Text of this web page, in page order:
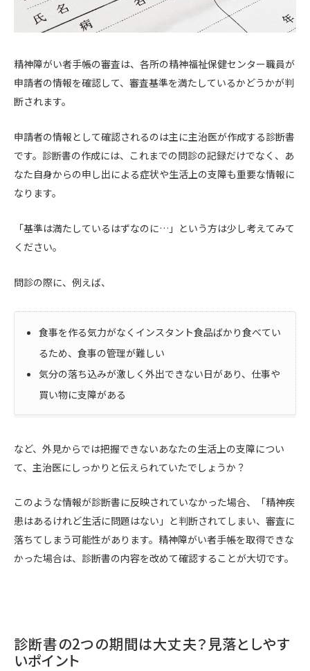
精神障がい者手帳の審査は、各所の精神福祉保健センター職員が
申請者の情報を確認して、審査基準を満たしているかどうかが判
断されます。
申請者の情報として確認されるのは主に主治医が作成する診断書
です。診断書の作成には、これまでの問診の記録だけでなく、あ
なた自身からの申し出による症状や生活上の支障も重要な情報に
なります。
「基準は満たしているはずなのに…」という方は少し考えてみて
ください。
問診の際に、例えば、
食事を作る気力がなくインスタント食品ばかり食べてい
るため、食事の管理が難しい
気分の落ち込みが激しく外出できない日があり、仕事や
買い物に支障がある
など、外見からでは把握できないあなたの生活上の支障につい
て、主治医にしっかりと伝えられていたでしょうか？
このような情報が診断書に反映されていなかった場合、「精神疾
患はあるけれど生活に問題はない」と判断されてしまい、審査に
落ちてしまう可能性があります。精神障がい者手帳を取得できな
かった場合は、診断書の内容を改めて確認することが大切です。
診断書の2つの期間は大丈夫？見落としやす
いポイント